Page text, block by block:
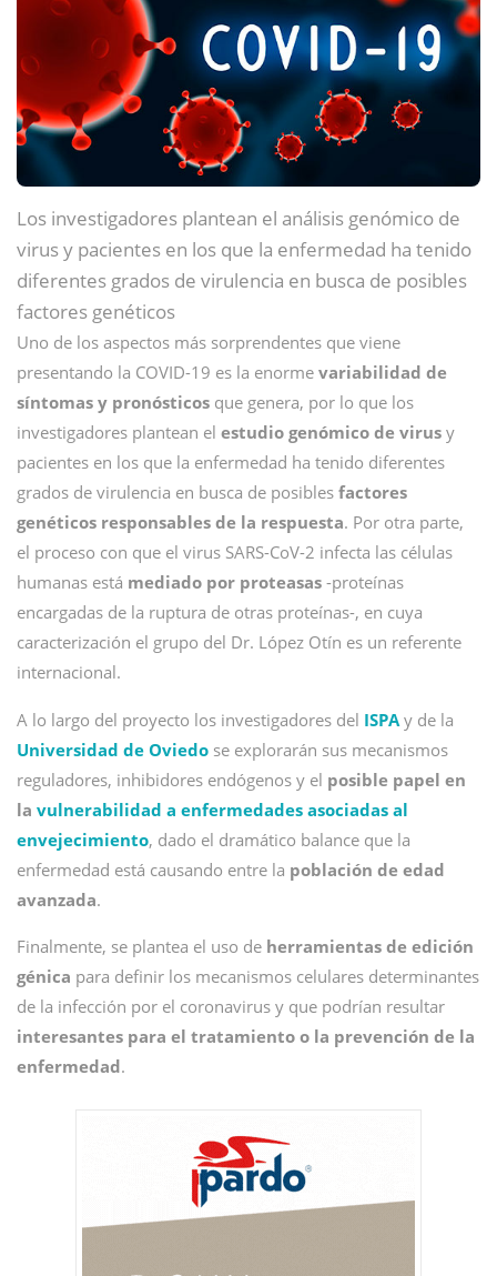
Los investigadores plantean el análisis genómico de
virus y pacientes en los que la enfermedad ha tenido
diferentes grados de virulencia en busca de posibles
factores genéticos
Uno de los aspectos más sorprendentes que viene
presentando la COVID-19 es la enorme variabilidad de
síntomas y pronósticos que genera, por lo que los
investigadores plantean el estudio genómico de virus y
pacientes en los que la enfermedad ha tenido diferentes
grados de virulencia en busca de posibles factores
genéticos responsables de la respuesta. Por otra parte,
el proceso con que el virus SARS-CoV-2 infecta las células
humanas está mediado por proteasas -proteínas
encargadas de la ruptura de otras proteínas-, en cuya
caracterización el grupo del Dr. López Otín es un referente
internacional.
A lo largo del proyecto los investigadores del ISPA y de la
Universidad de Oviedo se explorarán sus mecanismos
reguladores, inhibidores endógenos y el posible papel en
la vulnerabilidad a enfermedades asociadas al
envejecimiento, dado el dramático balance que la
enfermedad está causando entre la población de edad
avanzada.
Finalmente, se plantea el uso de herramientas de edición
génica para definir los mecanismos celulares determinantes
de la infección por el coronavirus y que podrían resultar
interesantes para el tratamiento o la prevención de la
enfermedad.